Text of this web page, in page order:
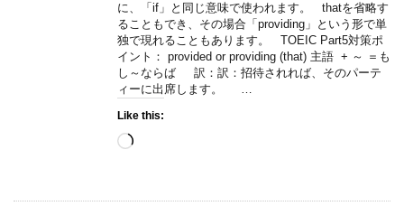
に、「if」と同じ意味で使われます。 thatを省略す
ることもでき、その場合「providing」という形で単
独で現れることもあります。 TOEIC Part5対策ポ
イント： provided or providing (that) 主語 + ～ ＝も
し～ならば 訳：訳：招待されれば、そのパーテ
ィーに出席します。 …
Like this:
Loading…